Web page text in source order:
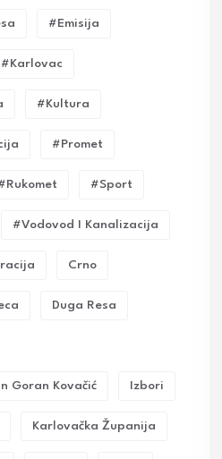
#emisija
#karlovac
#kultura
#promet
#sport
#vodovod I Kanalizacija
Crno
Duga Resa
Goran Kovačić Izbori
Karlovačka Županija